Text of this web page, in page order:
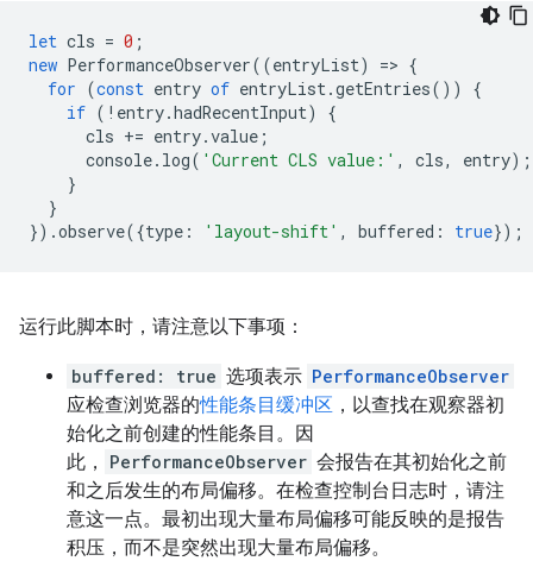
let cls = 0 ;
new PerformanceObserver((entryList) => {
for (const entry of entryList.getEntries())
{
if ( ! entry.hadRecentInput)
{
cls += entry.value ;
console. log( 'Current CLS value:' , cls, entry);
}
}
}).observe({type : 'layout-shift' , buffered : true});
运行此脚本时，请注意以下事项：
buffered: true 选项表示 PerformanceObserver
应检查浏览器的性能条目缓冲区 ，以查找在观察器初
始化之前创建的性能条目。因
此，
PerformanceObserver 会报告在其初始化之前
和之后发生的布局偏移。在检查控制台日志时，请注
意这一点。最初出现大量布局偏移可能反映的是报告
积压，而不是突然出现大量布局偏移。